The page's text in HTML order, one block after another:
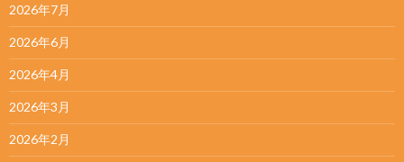
2026年7月
2026年6月
2026年4月
2026年3月
2026年2月